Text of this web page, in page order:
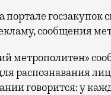
госзакупок
сообщения
метрополитен»
распознавания
говорится: у